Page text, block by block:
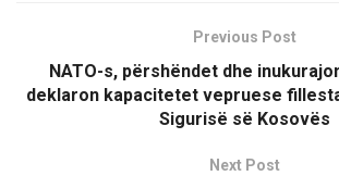
Previous Post
NATO-s, përshëndet dhe
deklaron kapacitetet vepruese
Sigurisë së Kosovës
Next Post